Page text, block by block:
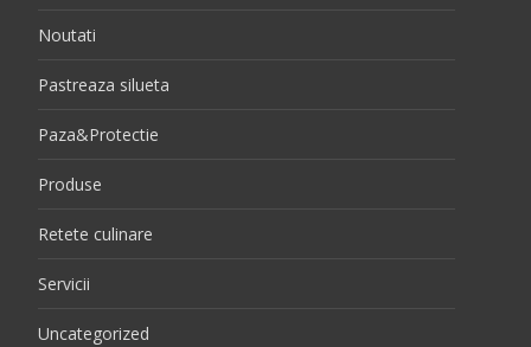
Noutati
Pastreaza silueta
Paza&Protectie
Produse
Retete culinare
Servicii
Uncategorized